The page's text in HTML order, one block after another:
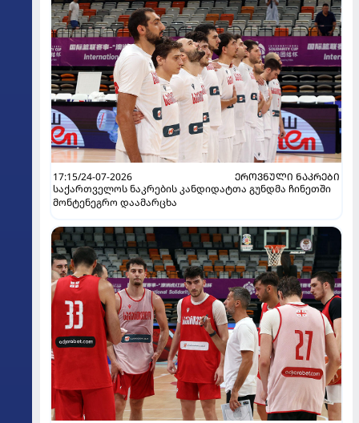
17:15/24-07-2026
ᲔᲠᲝᲕᲜᲣᲚᲘ ᲜᲐᲙᲠᲔᲑᲘ
საქართველოს ნაკრების კანდიდატთა გუნდმა ჩინეთში
მონტენეგრო დაამარცხა